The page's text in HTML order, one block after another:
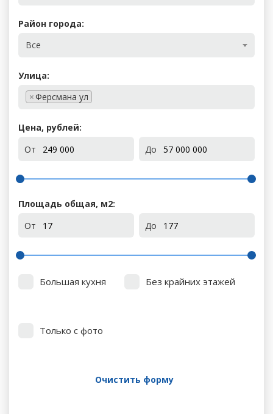
Район города:
Все
Улица:
×Ферсмана ул
Цена, рублей:
От
До
Площадь общая, м2:
От
До
Большая кухня Без крайних этажей
Только с фото
Очистить форму